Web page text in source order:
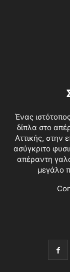
Ένας
δίπλα στο
Αττικής, στην
ασύγκριτο
απέραντη
μεγάλο